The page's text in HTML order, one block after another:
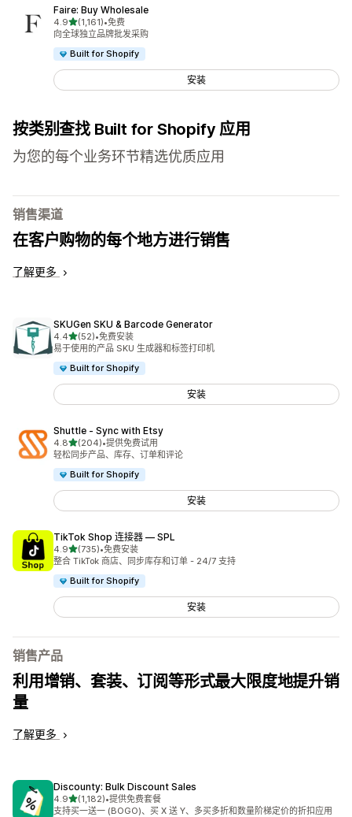
Faire: Buy Wholesale
4.9星（满分 5 星）
(1,161)
总共 1161 条评论
•免费
向全球独立品牌批发采购
Built for Shopify
安装
按类别查找 Built for Shopify 应用
为您的每个业务环节精选优质应用
销售渠道
在客户购物的每个地方进行销售
了解更多
SKUGen SKU & Barcode Generator
4.4星（满分 5 星）
(52)
总共 52 条评论
•免费安装
易于使用的产品 SKU 生成器和标签打印机
Built for Shopify
安装
Shuttle ‑ Sync with Etsy
4.8星（满分 5 星）
(204)
总共 204 条评论
•提供免费试用
轻松同步产品、库存、订单和评论
Built for Shopify
安装
TikTok Shop 连接器 — SPL
4.9星（满分 5 星）
(735)
总共 735 条评论
•免费安装
整合 TikTok 商店、同步库存和订单 - 24/7 支持
Built for Shopify
安装
销售产品
利用增销、套装、订阅等形式最大限度地提升销
量
了解更多
Discounty: Bulk Discount Sales
4.9星（满分 5 星）
(1,182)
总共 1182 条评论
•提供免费套餐
支持买一送一 (BOGO)、买 X 送 Y、多买多折和数量阶梯定价的折扣应用